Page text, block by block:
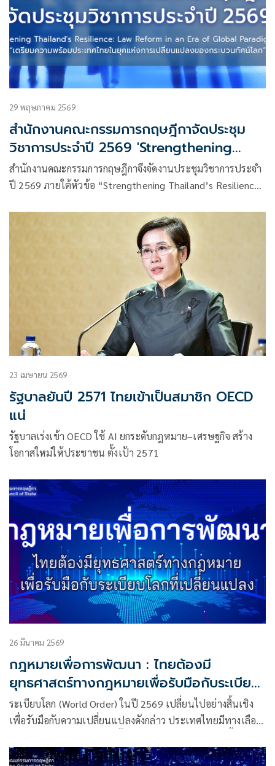
29 พฤษภาคม 2569
สำนักงานคณะกรรมการกฤษฎีกาจัดประชุม
วิชาการประจำปี 2569 'Strengthening
Thailand's Resilience: Law Reform in an
Era of Global Paradigm Shifts' 'เตรียม
เปลี่ยนแปลงของกระบวนทัศน์โลก'
สำนักงานคณะกรรมการกฤษฎีกาจึงจัดงานประชุมวิชาการประจำ
ปี 2569 ภายใต้หัวข้อ “Strengthening Thailand’s Resilience:
หรือ“เตรียมความพร้อมประเทศไทยในยุคแห่งการเปลี่ยนแปลง
ของกระบวนทัศน์โลก” ในวันที่ 12 มิถุนายน 2569 ณ ห้องลุมพินี
1-2 โรงแรม Grande Centre Point Lumphini Bangkok
23 เมษายน 2569
รัฐบาลยันปี 2571 ไทยเข้าเป็นสมาชิก OECD
แน่
รัฐบาลเร่งเข้า OECD ใช้ AI ยกระดับกฎหมาย–เศรษฐกิจ สร้าง
โอกาสใหม่ให้ประชาชน ตั้งเป้า 2571
26 มีนาคม 2569
กฎหมายเพื่อการพัฒนา : ไทยต้องมี
ยุทธศาสตร์ทางกฎหมายเพื่อรับมือกับระเบียบ
โลกที่เปลี่ยนแปลง
ระเบียบโลก (World Order) ในปี 2569 เปลี่ยนไปอย่างสิ้นเชิง
เพื่อรับมือกับความเปลี่ยนแปลงดังกล่าว ประเทศไทยมีทางเลือก
ทางที่สอง กำหนดยุทธศาสตร์เพื่อเปลี่ยนวิกฤติให้เป็นโอกาส